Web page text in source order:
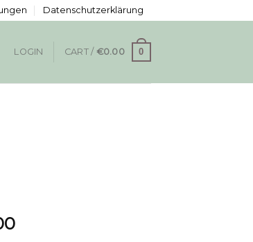
Datenschutzerklärung
LOGIN CART / €0.00 0